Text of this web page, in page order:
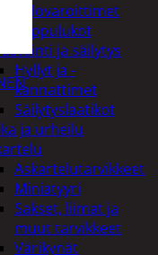
Palovaroittimet
Riippulukot
ja säilytys
Hyllyt ja -
kannattimet
Säilytyslaatikot
ja urheilu
Askartelutarvikkeet
Miniatyyri
Sakset, liimat ja
muut tarvikkeet
Värikynät